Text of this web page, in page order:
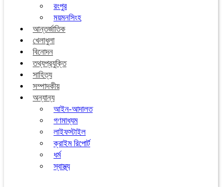
রংপুর
ময়মনসিংহ
আন্তর্জাতিক
খেলাধুলা
বিনোদন
তথ্যপ্রযুক্তি
সাহিত্য
সম্পাদকীয়
অন্যান্য
আইন-আদালত
গণমাধ্যম
লাইফস্টাইল
ক্রাইম রিপোর্ট
ধর্ম
স্বাস্থ্য